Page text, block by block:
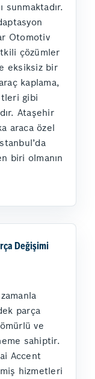
sunmaktadır.
Otomotiv
çözümler
eksiksiz bir
kaplama,
gibi
Ataşehir
araca özel
biri olmanın
Değişimi
parça
ve
sahiptir.
Accent
hizmetleri